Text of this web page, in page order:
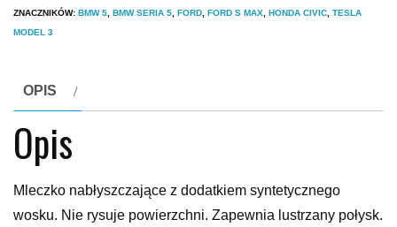
ZNACZNIKÓW: BMW 5, BMW SERIA 5, FORD, FORD S MAX, HONDA CIVIC, TESLA
MODEL 3
OPIS
Opis
Mleczko nabłyszczające z dodatkiem syntetycznego
wosku. Nie rysuje powierzchni. Zapewnia lustrzany połysk.